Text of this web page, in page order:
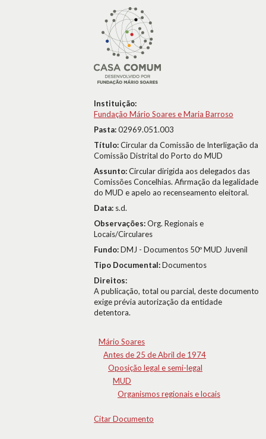
Instituição:
Fundação Mário Soares e Maria Barroso
Pasta:02969.051.003
Título:Circular da Comissão de Interligação da
Comissão Distrital do Porto do MUD
Assunto:Circular dirigida aos delegados das
Comissões Concelhias. Afirmação da legalidade
do MUD e apelo ao recenseamento eleitoral.
Data: s.d.
Observações:Org. Regionais e
Locais/Circulares
Fundo:DMJ - Documentos 50º MUD Juvenil
Tipo Documental:Documentos
Direitos:
A publicação, total ou parcial, deste documento
exige prévia autorização da entidade
detentora.
Mário Soares
Antes de 25 de Abril de 1974
Oposição legal e semi-legal
MUD
Organismos regionais e locais
Citar Documento